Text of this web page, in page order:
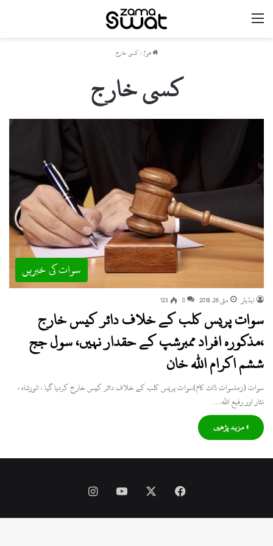
ھوم / کسی خارج
کسی خارج
سوات کی خبریں
ایڈیٹر مئی 26, 2018 0
123
سوات پریس کلب کے خلاف دائر کیس خارج
،مذکورہ افراد ممبرشپ کے حقدار نہیں، سول جج
ششم اکرام اللہ خان
سوات (زماسوات ڈاٹ کام)سوات پریس کلب کے خلاف دائر کیس خارج کردیا گیا ، انورشاہ ،
نثار اور رفیع اللہ…
» مزید پڑھیں
Facebook
YouTube